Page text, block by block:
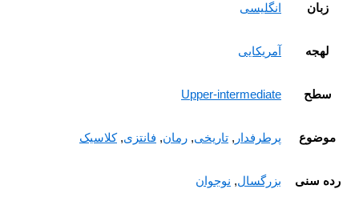
انگلیسی
لهجه آمریکایی
سطح Upper-intermediate
موضوع پرطرفدار ,تاریخی ,رمان ,فانتزی,کلاسیک
سنی بزرگسال,نوجوان